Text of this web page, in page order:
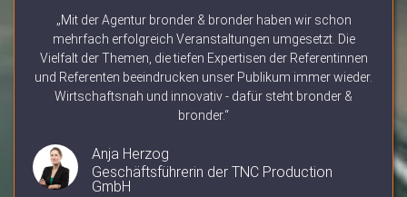
„Mit der Agentur bronder & bronder haben wir schon
mehrfach erfolgreich Veranstaltungen umgesetzt. Die
Vielfalt der Themen, die tiefen Expertisen der Referentinnen
und Referenten beeindrucken unser Publikum immer wieder.
Wirtschaftsnah und innovativ - dafür steht bronder &
bronder.“
Anja Herzog
Geschäftsführerin der TNC Production
GmbH